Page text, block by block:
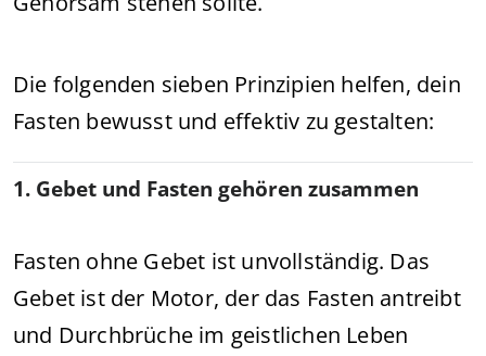
Die folgenden sieben Prinzipien helfen, dein
Fasten bewusst und effektiv zu gestalten:
1. Gebet und Fasten gehören zusammen
Fasten ohne Gebet ist unvollständig. Das
Gebet ist der Motor, der das Fasten antreibt
und Durchbrüche im geistlichen Leben